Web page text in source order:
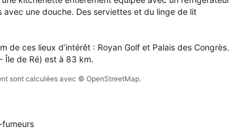
une douche. Des serviettes et du linge de lit
ces lieux d’intérêt : Royan Golf et Palais des Congrès.
Île de Ré) est à 83 km.
sont calculées avec © OpenStreetMap.
fumeurs